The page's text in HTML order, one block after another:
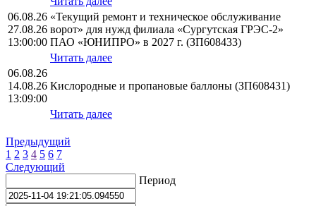
06.08.26
27.08.26
13:00:00
«Текущий ремонт и техническое обслуживание
ворот» для нужд филиала «Сургутская ГРЭС-2»
ПАО «ЮНИПРО» в 2027 г. (ЗП608433)
Читать далее
06.08.26
14.08.26
13:09:00
Кислородные и пропановые баллоны (ЗП608431)
Читать далее
Предыдущий
1 2 3 4 5 6 7
Следующий
Период